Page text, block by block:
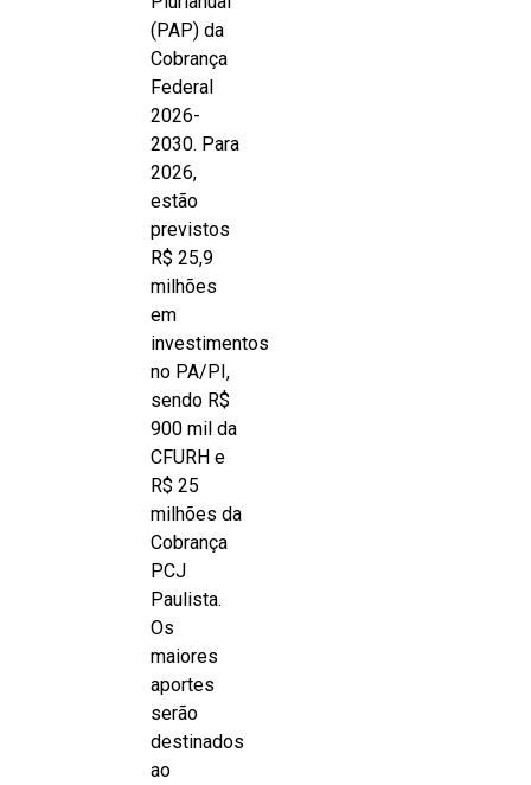
(PAP) da
Cobrança
Federal
2026-
2030. Para
2026,
estão
previstos
R$ 25,9
milhões
em
investimentos
no PA/PI,
sendo R$
900 mil da
CFURH e
R$ 25
milhões da
Cobrança
PCJ
Paulista.
Os
maiores
aportes
serão
destinados
ao